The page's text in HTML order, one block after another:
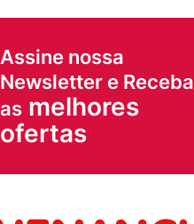
Assine nossa
Newsletter e Receba
as melhores
ofertas